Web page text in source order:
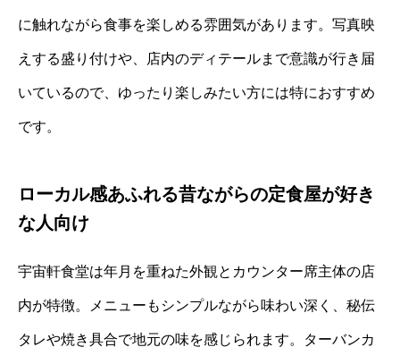
に触れながら食事を楽しめる雰囲気があります。写真映
えする盛り付けや、店内のディテールまで意識が行き届
いているので、ゆったり楽しみたい方には特におすすめ
です。
ローカル感あふれる昔ながらの定食屋が好き
な人向け
宇宙軒食堂は年月を重ねた外観とカウンター席主体の店
内が特徴。メニューもシンプルながら味わい深く、秘伝
タレや焼き具合で地元の味を感じられます。ターバンカ